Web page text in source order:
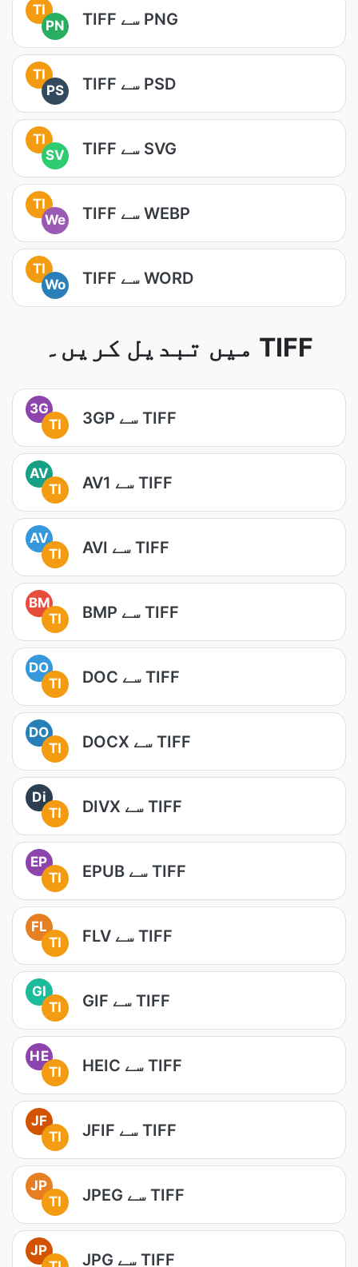
TI
PN
TIFF سے PNG
TI
PS
TIFF سے PSD
TI
SV
TIFF سے SVG
TI
We
TIFF سے WEBP
TI
Wo
TIFF سے WORD
میں تبدیل کریں۔ TIFF
3G
TI
3GP سے TIFF
AV
TI
AV1 سے TIFF
AV
TI
AVI سے TIFF
BM
TI
BMP سے TIFF
DO
TI
DOC سے TIFF
DO
TI
DOCX سے TIFF
Di
TI
DIVX سے TIFF
EP
TI
EPUB سے TIFF
FL
TI
FLV سے TIFF
GI
TI
GIF سے TIFF
HE
TI
HEIC سے TIFF
JF
TI
JFIF سے TIFF
JP
TI
JPEG سے TIFF
JP
JPG سے TIFF